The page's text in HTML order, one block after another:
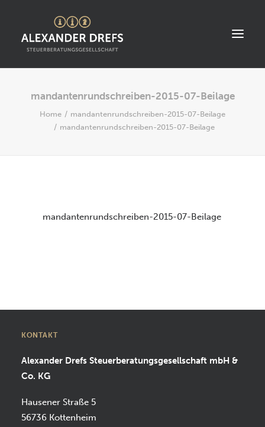
START
ÜBER UNS
mandantenrundschreiben-2015-07-Beilage
Home
mandantenrundschreiben-2015-07-Beilage
mandantenrundschreiben-2015-07-Beilage
mandantenrundschreiben-2015-07-Beilage
KONTAKT
Alexander Drefs Steuerberatungsgesellschaft mbH &
Co. KG
Hausener Straße 5
56736 Kottenheim